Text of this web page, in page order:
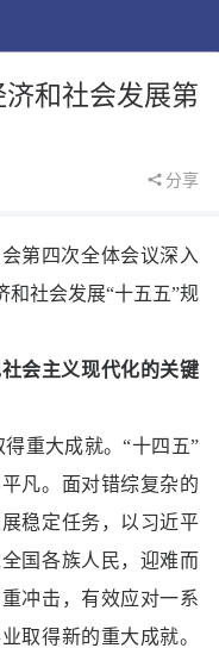
和社会发展第
分享
第四次全体会议深入
和社会发展“十五五”规
会主义现代化的关键
重大成就。“十四五”
凡。面对错综复杂的
稳定任务，以习近平
国各族人民，迎难而
冲击，有效应对一系
取得新的重大成就。